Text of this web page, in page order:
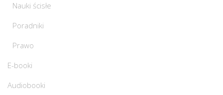
Nauki ścisłe
Poradniki
Prawo
E-booki
Audiobooki